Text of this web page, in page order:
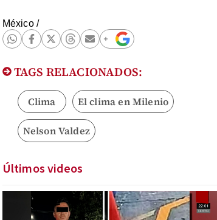
México/
TAGS RELACIONADOS:
Clima El clima en Milenio
Nelson Valdez
Últimos videos